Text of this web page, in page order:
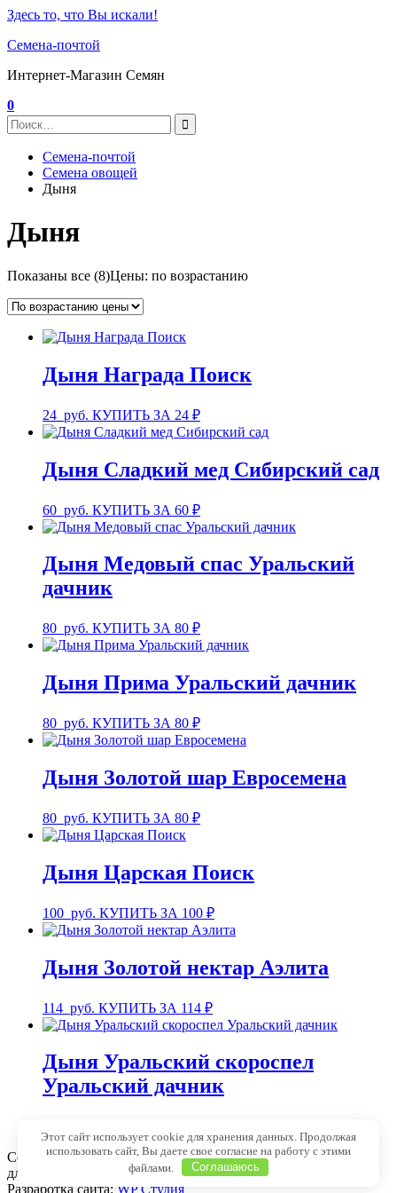
Здесь то, что Вы искали!
Семена-почтой
Интернет-Магазин Семян
0
Семена-почтой
Семена овощей
Дыня
Дыня
Показаны все (8)Цены: по возрастанию
Дыня Награда Поиск
24 руб. КУПИТЬ ЗА 24 ₽
Дыня Сладкий мед Сибирский сад
60 руб. КУПИТЬ ЗА 60 ₽
Дыня Медовый спас Уральский
дачник
80 руб. КУПИТЬ ЗА 80 ₽
Дыня Прима Уральский дачник
80 руб. КУПИТЬ ЗА 80 ₽
Дыня Золотой шар Евросемена
80 руб. КУПИТЬ ЗА 80 ₽
Дыня Царская Поиск
100 руб. КУПИТЬ ЗА 100 ₽
Дыня Золотой нектар Аэлита
114 руб. КУПИТЬ ЗА 114 ₽
Дыня Уральский скороспел
Уральский дачник
Copyright © 1999 - 2025 Семена-почтой от 1 рубля. Магазин
для садоводов и огородников.
Разработка сайта: WP Студия
Этот сайт использует cookie для хранения данных. Продолжая
использовать сайт, Вы даете свое согласие на работу с этими
файлами.
Соглашаюсь